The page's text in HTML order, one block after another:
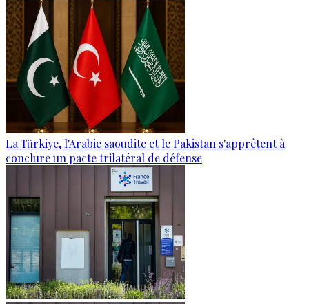
La Türkiye, l'Arabie saoudite et le Pakistan s'apprêtent à
conclure un pacte trilatéral de défense